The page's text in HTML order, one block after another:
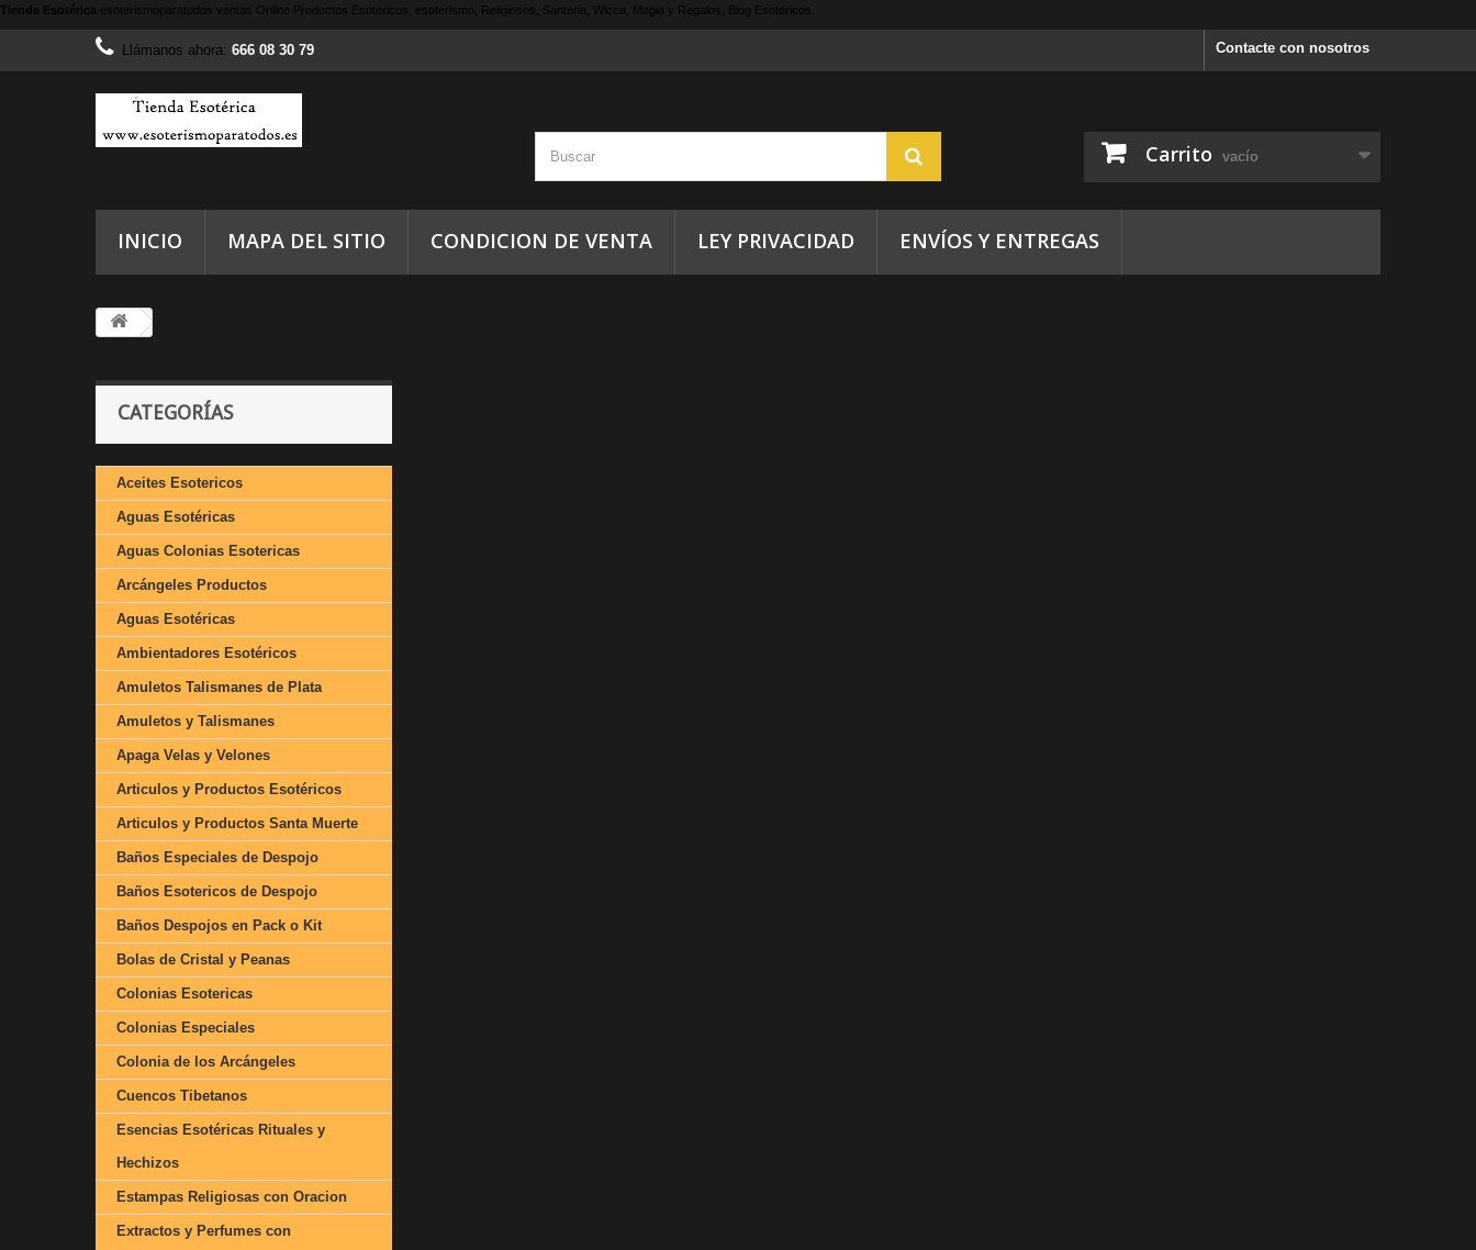
Tienda Esotérica esoterismoparatodos ventas Online Productos Esotericos, esoterismo, Religiosos, Santeria, Wicca, Magia y Regalos, Blog Esotericos.
Contacte con nosotros
Llámanos ahora: 666 08 30 79
Carrito vacío
INICIO MAPA DEL SITIO CONDICION DE VENTA LEY PRIVACIDAD ENVÍOS Y ENTREGAS
CATEGORÍAS
Aceites Esotericos
Aguas Esotéricas
Aguas Colonias Esotericas
Arcángeles Productos
Aguas Esotéricas
Ambientadores Esotéricos
Amuletos Talismanes de Plata
Amuletos y Talismanes
Apaga Velas y Velones
Articulos y Productos Esotéricos
Articulos y Productos Santa Muerte
Baños Especiales de Despojo
Baños Esotericos de Despojo
Baños Despojos en Pack o Kit
Bolas de Cristal y Peanas
Colonias Esotericas
Colonias Especiales
Colonia de los Arcángeles
Cuencos Tibetanos
Esencias Esotéricas Rituales y
Hechizos
Estampas Religiosas con Oracion
Extractos y Perfumes con